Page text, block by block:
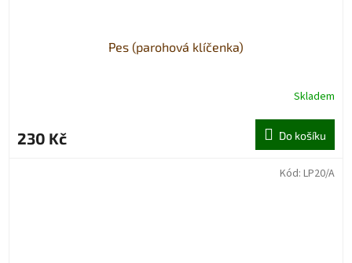
Pes (parohová klíčenka)
Skladem
230 Kč Do košíku
Kód: LP20/A